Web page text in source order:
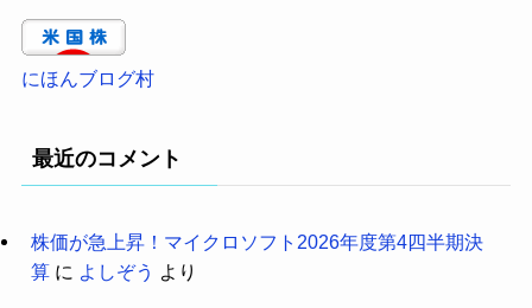
にほんブログ村
最近のコメント
株価が急上昇！マイクロソフト2026年度第4四半期決
算に よしぞう より